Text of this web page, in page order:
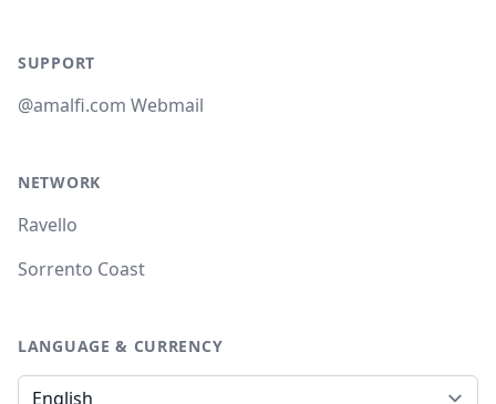
SUPPORT
@amalfi.com Webmail
NETWORK
Ravello
Sorrento Coast
LANGUAGE & CURRENCY
Language